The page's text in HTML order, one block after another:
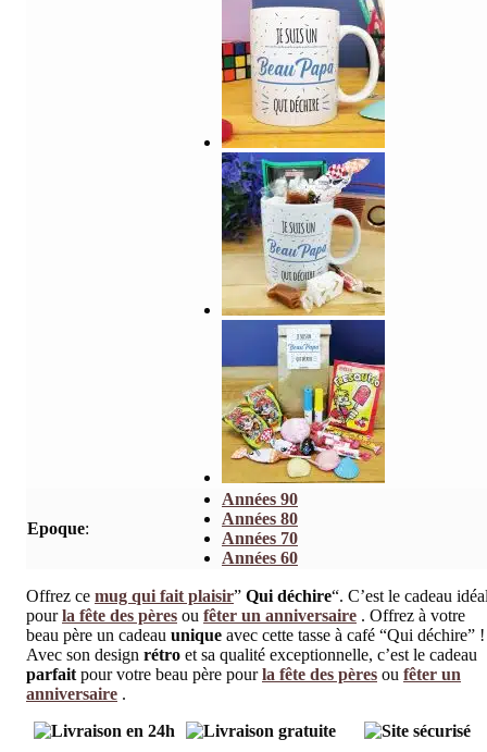
Offrez ce mug qui fait plaisir” Qui déchire“. C’est le cadeau
pourla fête des pères ou fêter un anniversaire . Offrez à votre
beau père un cadeau unique avec cette tasse à café “Qui déchire” !
Avec son design rétro et sa qualité exceptionnelle, c’est le cadeau
parfait pour votre beau père pourla fête des pères ou fêter un
anniversaire .
Epoque:
Années 90
Années 80
Années 70
Années 60